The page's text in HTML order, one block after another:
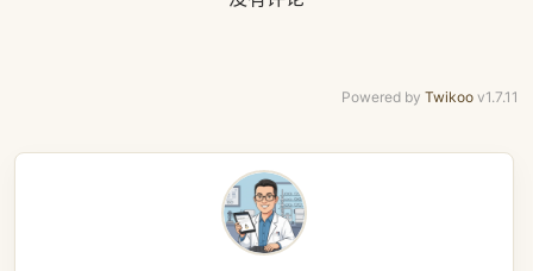
Powered by Twikoo v1.7.11